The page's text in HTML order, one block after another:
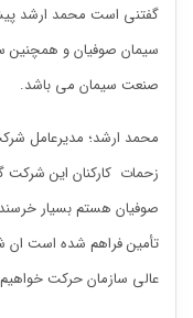
گفتنی است محمد ارشد
سیمان صوفیان و همچنین
صنعت سیمان می باشد.
محمد ارشد؛ مدیرعامل
زحمات کارکنان این شرکت
صوفیان هستم بسیار
تأمین فراهم شده است ان
عالی سازمان حرکت